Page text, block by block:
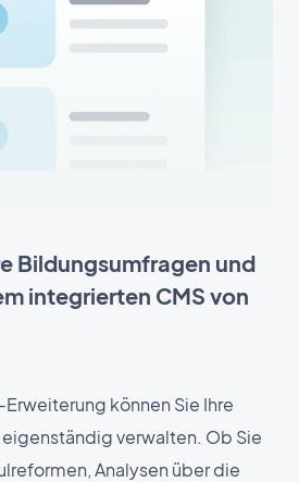
Bildungsumfragen und
integrierten CMS von
können Sie Ihre
verwalten. Ob Sie
Analysen über die